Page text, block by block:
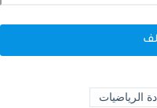
الرياضيات